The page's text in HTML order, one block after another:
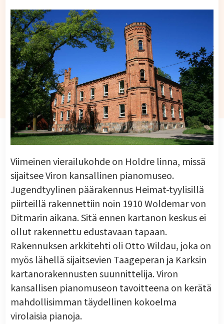
Viimeinen vierailukohde on Holdre linna, missä
sijaitsee Viron kansallinen pianomuseo.
Jugendtyylinen päärakennus Heimat-tyylisillä
piirteillä rakennettiin noin 1910 Woldemar von
Ditmarin aikana. Sitä ennen kartanon keskus ei
ollut rakennettu edustavaan tapaan.
Rakennuksen arkkitehti oli Otto Wildau, joka on
myös lähellä sijaitsevien Taageperan ja Karksin
kartanorakennusten suunnittelija. Viron
kansallisen pianomuseon tavoitteena on kerätä
mahdollisimman täydellinen kokoelma
virolaisia pianoja.